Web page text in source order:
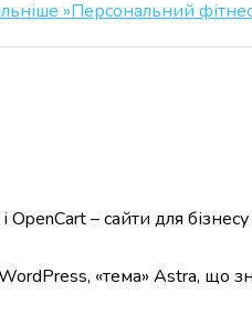
»Персональний
– сайти для
«тема» Astra, що